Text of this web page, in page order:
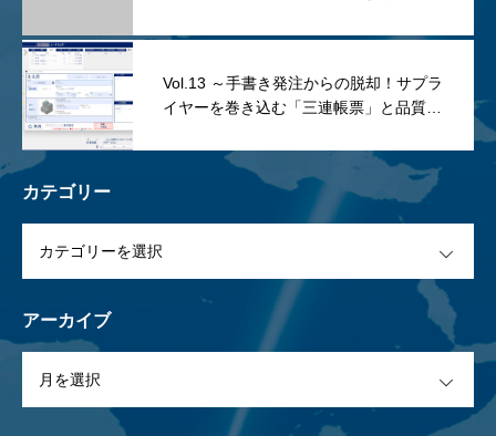
ージ～
Vol.13 ～手書き発注からの脱却！サプラ
イヤーを巻き込む「三連帳票」と品質事
カテゴリー
アーカイブ